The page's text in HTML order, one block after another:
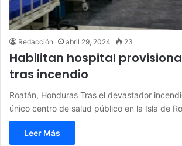
Redacción abril 29, 2024 23
Habilitan hospital
tras incendio
Roatán, Honduras Tras el devastador
único centro de salud público en la Isla de
Leer Más